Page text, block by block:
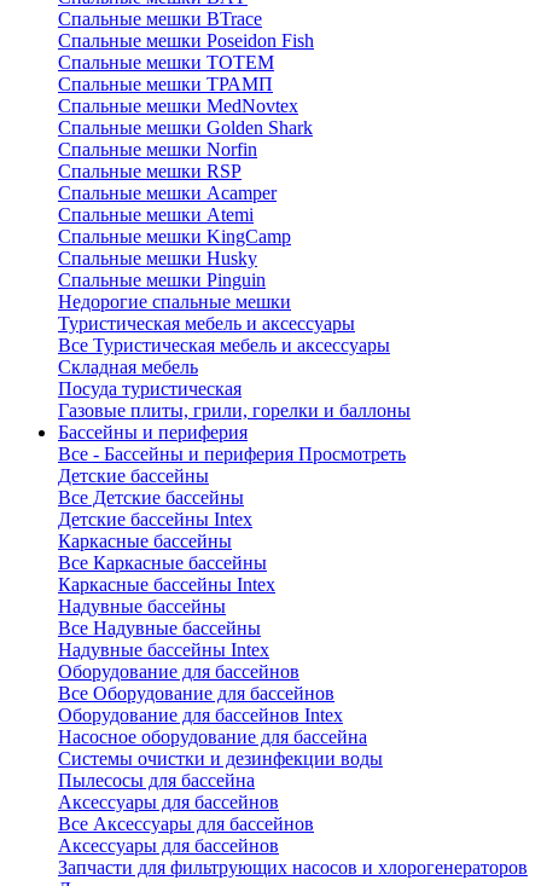
Спальные мешки BTrace
Спальные мешки Poseidon Fish
Спальные мешки ТОТЕМ
Спальные мешки ТРАМП
Cпальные мешки MedNovtex
Спальные мешки Golden Shark
Спальные мешки Norfin
Спальные мешки RSP
Спальные мешки Acamper
Спальные мешки Atemi
Спальные мешки KingCamp
Спальные мешки Husky
Спальные мешки Pinguin
Недорогие спальные мешки
Туристическая мебель и аксессуары
Все Туристическая мебель и аксессуары
Складная мебель
Посуда туристическая
Газовые плиты, грили, горелки и баллоны
Бассейны и периферия
Все - Бассейны и периферия Просмотреть
Детские бассейны
Все Детские бассейны
Детские бассейны Intex
Каркасные бассейны
Все Каркасные бассейны
Каркасные бассейны Intex
Надувные бассейны
Все Надувные бассейны
Надувные бассейны Intex
Оборудование для бассейнов
Все Оборудование для бассейнов
Оборудование для бассейнов Intex
Насосное оборудование для бассейна
Системы очистки и дезинфекции воды
Пылесосы для бассейна
Аксессуары для бассейнов
Все Аксессуары для бассейнов
Аксессуары для бассейнов
Запчасти для фильтрующих насосов и хлорогенераторов